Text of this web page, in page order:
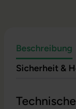
Beschreibung
Sicherheit &